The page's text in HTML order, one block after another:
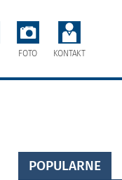
FOTO KONTAKT
POPULARNE